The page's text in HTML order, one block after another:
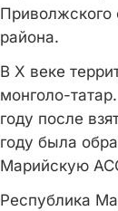
Приволжского
района.
В X веке
монголо-
году после
году была
Марийскую
Республика